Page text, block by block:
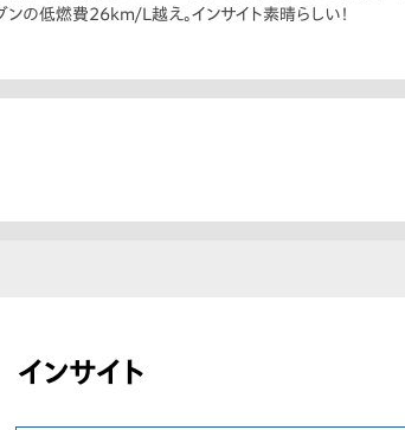
の低燃費26km/L越え。インサイト素晴らしい！
インサイト